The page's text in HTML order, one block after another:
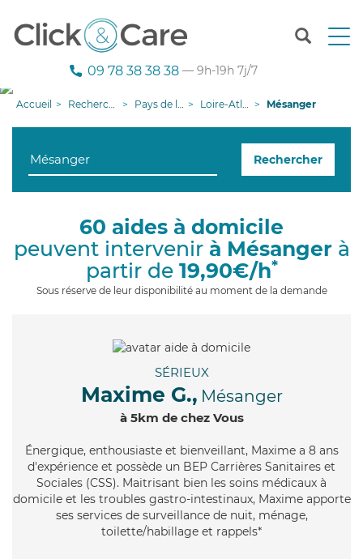
T
n
g
i
09 78 38 38 38 — 9h-19h 7j/7
Accueil Recherche aide à domicile Pays de la Loire Loire-Atlantique Mésanger
Rechercher
60 aides à domicile
peuvent intervenir à Mésangerà
partir de 19,90€/h*
Sous réserve de leur disponibilité au moment de la demande
SÉRIEUX
Maxime G., Mésanger
à 5km de chez Vous
Énergique, enthousiaste et bienveillant, Maxime a 8 ans
d'expérience et possède un BEP Carrières Sanitaires et
Sociales (CSS). Maitrisant bien les soins médicaux à
domicile et les troubles gastro-intestinaux, Maxime apporte
ses services de surveillance de nuit, ménage,
toilette/habillage et rappels*